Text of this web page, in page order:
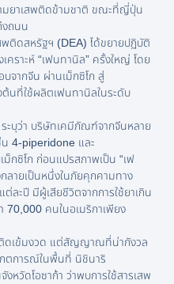
มยาเสพติดข้ามชาติ ขณะที่ญี่ปุ่น
งถนน
พติดสหรัฐฯ (DEA) ได้ขยายปฏิบัติ
คราะห์ “เฟนทานิล” ครั้งใหญ่ โดย
บจากจีน ผ่านเม็กซิโก สู่
ต้นที่ใช้ผลิตเฟนทานิลในระดับ
ะบุว่า บริษัทเคมีภัณฑ์จากจีนหลาย
4‑piperidone และ
ม็กซิโก ก่อนแปรสภาพเป็น “เฟ
ลายเป็นหนึ่งในภัยคุกคามทาง
ะปี มีผู้เสียชีวิตจากการใช้ยาเกิน
70,000 คนในอเมริกาเพียง
ดเข้มงวด แต่สัญญาณที่น่ากังวล
กตการณ์ในพื้นที่ นิชินาริ
หวัดโอซาก้า ว่าพบการใช้สารเสพ